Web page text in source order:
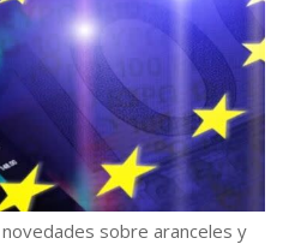
sobre aranceles y